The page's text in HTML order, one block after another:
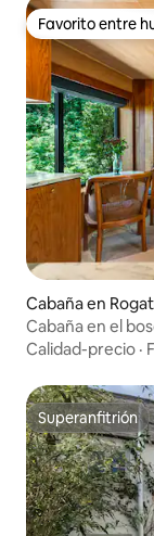
Favorito entre
Favorito entre
Cabaña en
Cabaña en el
Goodwood y
Calidad-precio ·
Superanfitrión
Superanfitrión